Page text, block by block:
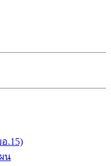
.15)
น